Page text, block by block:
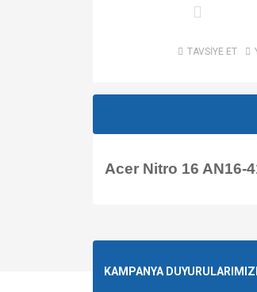
TAVSİYE ET
Acer Nitro 16 AN16-
KAMPANYA